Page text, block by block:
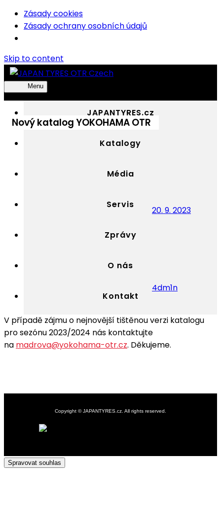
Zásady cookies
Zásady ochrany osobních údajů
Skip to content
JAPAN
OTR
Výhradní
OTR
pneumatik
YOKOHAMA
Menu
JAPANTYRES.cz
Katalogy
Média
Servis
Zprávy
O nás
Kontakt
Nový katalog YOKOHAMA OTR
20. 9. 2023
4dm1n
V případě zájmu o nejnovější tištěnou verzi katalogu
pro sezónu 2023/2024 nás kontaktujte
na madrova@yokohama-otr.cz. Děkujeme.
Copyright © JAPANTYRES.cz. All rights reserved.
Spravovat souhlas